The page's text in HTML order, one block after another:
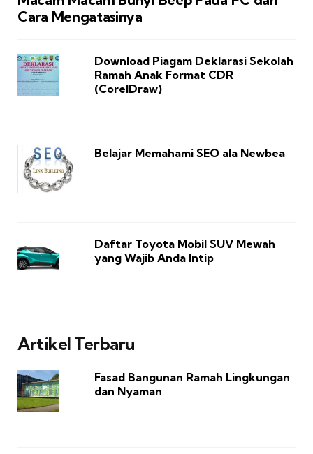
Cara Mengatasinya
Download Piagam Deklarasi Sekolah
Ramah Anak Format CDR
(CorelDraw)
Belajar Memahami SEO ala Newbea
Daftar Toyota Mobil SUV Mewah
yang Wajib Anda Intip
Artikel Terbaru
Fasad Bangunan Ramah Lingkungan
dan Nyaman